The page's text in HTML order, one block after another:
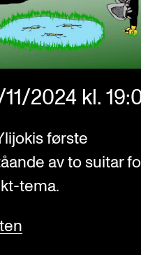
2024 kl.
første
av to suitar
tema.